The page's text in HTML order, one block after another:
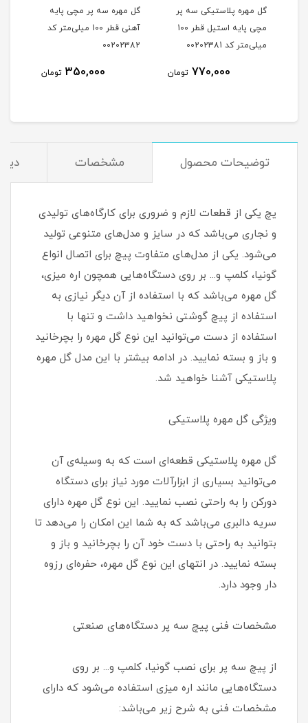
گل مهره پلاستیکی سه پر
مچی پایه استیل قطر 100
میلی‌متر کد 00202381
770,000 تومان
گل مهره سه پر مچی پایه
آهنی قطر 100 میلی‌متر کد
00202382
350,000 تومان
توضیحات محصول مشخصات
یچ یکی از قطعات لازم و ضروری برای کارگاه‌های تولیدی
و نجاری می‌باشد که در سایز و مدل‌های متنوعی تولید
می‌شود. یکی از مدل‌های متفاوت پیچ برای اتصال انواع
گونیا، کلمپ و... بر روی دستگاه‌هایی همچون اره میزی،
گل مهره می‌باشد که با استفاده از آن دیگر نیازی به
استفاده از پیچ گوشتی نخواهید داشت و تنها با
استفاده از دست می‌توانید این نوع گل مهره را بچرخانید
و باز و بسته نمایید. در ادامه بیشتر با این مدل گل مهره
پلاستیکی آشنا خواهید شد.
ویژگی گل مهره پلاستیکی
گل مهره پلاستیکی قطعه‌ای است که به وسیله‌ی آن
می‌توانید بسیاری از ابزارآلات مورد نیاز برای دستگاه
دورکن را به راحتی نصب نمایید. این نوع گل مهره دارای
سریه دالبری می‌باشد که به شما این امکان را می‌دهد تا
بتوانید به راحتی با دست خود آن را بچرخانید و باز و
بسته نمایید. در انتهای این نوع گل مهره، حفره‌ای رزوه
دار وجود دارد.
مشخصات فنی پیچ سه پر دستگاه‌های صنعتی
از پیچ سه پر برای نصب گونیا، کلمپ و... بر روی
دستگاه‌هایی مانند اره میزی استفاده می‌شود که دارای
مشخصات فنی به شرح زیر می‌باشد: